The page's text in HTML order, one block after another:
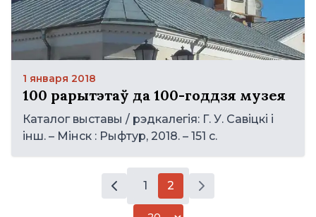
1 января 2018
100 рарытэтаў да 100-годдзя музея
Каталог выставы / рэдкалегія: Г. У. Савіцкі і
інш. – Мінск : Рыфтур, 2018. – 151 с.
1 2